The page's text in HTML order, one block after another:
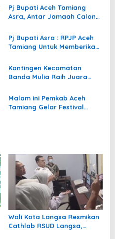
Pj Bupati Aceh Tamiang
Asra, Antar Jamaah Calon
Pesawat
Pj Bupati Asra : RPJP Aceh
Tamiang Untuk Memberikan
Pembangunan Daerah
Kontingen Kecamatan
Banda Mulia Raih Juara
Malam ini Pemkab Aceh
Tamiang Gelar Festival
Wali Kota Langsa Resmikan
Cathlab RSUD Langsa,